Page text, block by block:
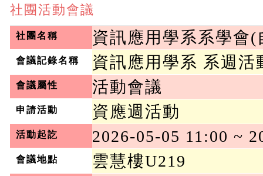
社團活動會議
社團名稱 資訊應用學系系學會
會議記錄名稱 資訊應用學系 系週活
會議屬性 活動會議
申請活動 資應週活動
活動起訖 2026-05-05 11:00 ~
會議地點 雲慧樓U219